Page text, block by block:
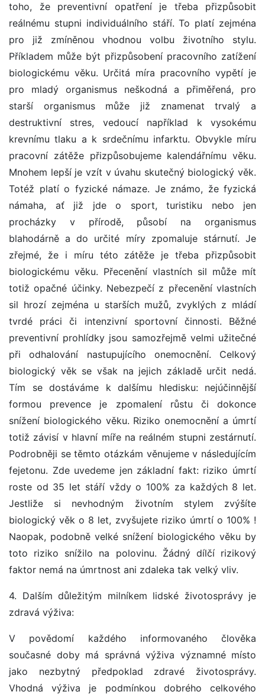
toho, že preventivní opatření je třeba přizpůsobit
reálnému stupni individuálního stáří. To platí zejména
pro již zmíněnou vhodnou volbu životního stylu.
Příkladem může být přizpůsobení pracovního zatížení
biologickému věku. Určitá míra pracovního vypětí je
pro mladý organismus neškodná a přiměřená, pro
starší organismus může již znamenat trvalý a
destruktivní stres, vedoucí například k vysokému
krevnímu tlaku a k srdečnímu infarktu. Obvykle míru
pracovní zátěže přizpůsobujeme kalendářnímu věku.
Mnohem lepší je vzít v úvahu skutečný biologický věk.
Totéž platí o fyzické námaze. Je známo, že fyzická
námaha, ať již jde o sport, turistiku nebo jen
procházky v přírodě, působí na organismus
blahodárně a do určité míry zpomaluje stárnutí. Je
zřejmé, že i míru této zátěže je třeba přizpůsobit
biologickému věku. Přecenění vlastních sil může mít
totiž opačné účinky. Nebezpečí z přecenění vlastních
sil hrozí zejména u starších mužů, zvyklých z mládí
tvrdé práci či intenzivní sportovní činnosti. Běžné
preventivní prohlídky jsou samozřejmě velmi užitečné
při odhalování nastupujícího onemocnění. Celkový
biologický věk se však na jejich základě určit nedá.
Tím se dostáváme k dalšímu hledisku: nejúčinnější
formou prevence je zpomalení růstu či dokonce
snížení biologického věku. Riziko onemocnění a úmrtí
totiž závisí v hlavní míře na reálném stupni zestárnutí.
Podrobněji se těmto otázkám věnujeme v následujícím
fejetonu. Zde uvedeme jen základní fakt: riziko úmrtí
roste od 35 let stáří vždy o 100% za každých 8 let.
Jestliže si nevhodným životním stylem zvýšíte
biologický věk o 8 let, zvyšujete riziko úmrtí o 100% !
Naopak, podobně velké snížení biologického věku by
toto riziko snížilo na polovinu. Žádný dílčí rizikový
faktor nemá na úmrtnost ani zdaleka tak velký vliv.
4. Dalším důležitým milníkem lidské životosprávy je
zdravá výživa:
V povědomí každého informovaného člověka
současné doby má správná výživa významné místo
jako nezbytný předpoklad zdravé životosprávy.
Vhodná výživa je podmínkou dobrého celkového